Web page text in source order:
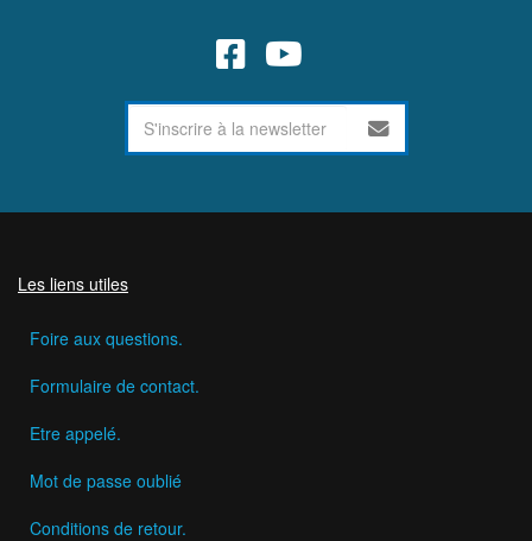
Les liens utiles
Foire aux questions.
Formulaire de contact.
Etre appelé.
Mot de passe oublié
Conditions de retour.